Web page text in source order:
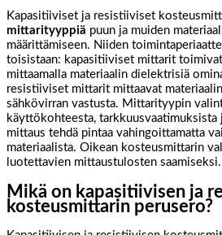
Kapasitiiviset ja resistiiviset
mittarityyppiä puun ja muiden
määrittämiseen. Niiden
toisistaan: kapasitiiviset mittarit
mittaamalla materiaalin dielektrisiä
resistiiviset mittarit mittaavat
sähkövirran vastusta. Mittarityypin
käyttökohteesta, tarkkuusvaatimuksista
mittaus tehdä pintaa vahingoittamatta
materiaalista. Oikean kosteusmittarin
luotettavien mittaustulosten saamiseksi.
Mikä on kapasitiivisen ja
kosteusmittarin perusero?